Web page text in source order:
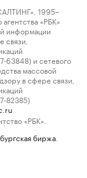
1995–
«РБК»
информации
связи,
63848) и сетевого
массовой
в сфере связи,
82385)
«РБК».
биржа